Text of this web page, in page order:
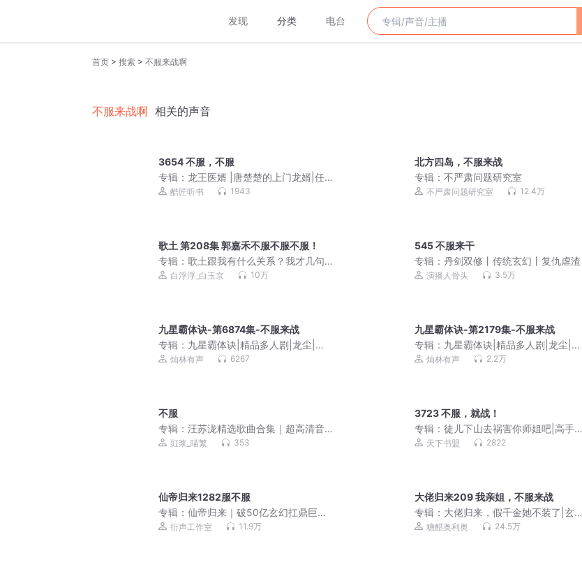
发现 分类 电台
首页 > 搜索 > 不服来战啊
不服来战啊 相关的声音
3654 不服，不服
专辑： 龙王医婿 |唐楚楚的上门龙婿|任
京浩领衔演播
酷匠听书 1943
北方四岛，不服来战
专辑：不严肃问题研究室
不严肃问题研究室 12.4万
歌土 第208集 郭嘉禾不服不服不服！
专辑： 歌土跟我有什么关系？我才几句
词 | 白浮浮 | 超有梗轻松搞笑单女主都市
白浮浮_白玉京 10万
545 不服来干
专辑：丹剑双修丨传统玄幻丨复仇虐渣
演播人骨头 3.5万
九星霸体诀-第6874集-不服来战
专辑： 九星霸体诀|精品多人剧|龙尘|丹
帝重生|炼丹
灿林有声 6267
九星霸体诀-第2179集-不服来战
专辑： 九星霸体诀|精品多人剧|龙尘|丹
帝重生|炼丹
灿林有声 2.2万
不服
专辑： 汪苏泷精选歌曲合集｜超高清音
质｜必备歌单
豇浆_喵繁 353
3723 不服，就战！
专辑：徒儿下山去祸害你师姐吧|高手下
山，我有九个无敌师父
天下书盟 2822
仙帝归来1282服不服
专辑： 仙帝归来｜破50亿玄幻扛鼎巨作
｜爆款爽文｜强者回归
衍声工作室 11.9万
大佬归来209 我亲姐，不服来战
专辑： 大佬归来，假千金她不装了|玄学
灵异爆笑风水悬疑|关栩栩/姜栩栩&褚北
糖醋奥利奥 24.5万